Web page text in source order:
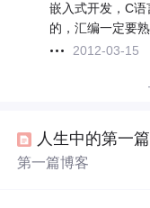
嵌入式开发，C
的，汇编一定要
2012-03-15
人生中的第一
第一篇博客